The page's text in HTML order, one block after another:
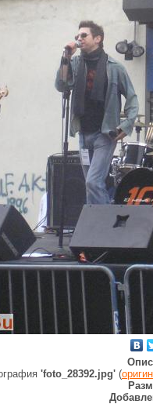
'foto_28392.jpg' (